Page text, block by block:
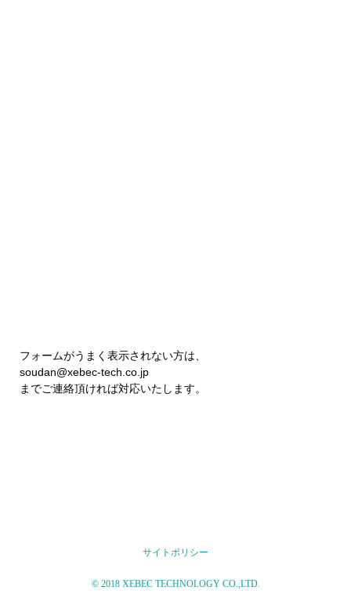
フォームがうまく表示されない方は、
soudan@xebec-tech.co.jp
までご連絡頂ければ対応いたします。
サイトポリシー
© 2018 XEBEC TECHNOLOGY CO.,LTD.